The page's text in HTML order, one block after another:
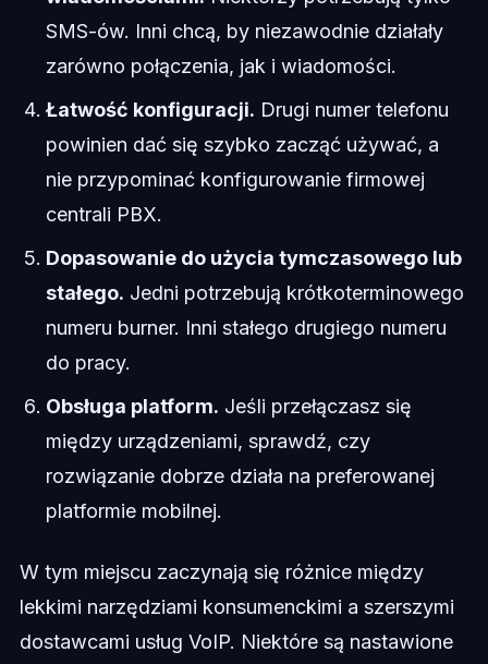
SMS-ów. Inni chcą, by niezawodnie działały
zarówno połączenia, jak i wiadomości.
Łatwość konfiguracji. Drugi numer telefonu
powinien dać się szybko zacząć używać, a
nie przypominać konfigurowanie firmowej
centrali PBX.
Dopasowanie do użycia tymczasowego lub
stałego. Jedni potrzebują krótkoterminowego
numeru burner. Inni stałego drugiego numeru
do pracy.
Obsługa platform. Jeśli przełączasz się
między urządzeniami, sprawdź, czy
rozwiązanie dobrze działa na preferowanej
platformie mobilnej.
W tym miejscu zaczynają się różnice między
lekkimi narzędziami konsumenckimi a szerszymi
dostawcami usług VoIP. Niektóre są nastawione